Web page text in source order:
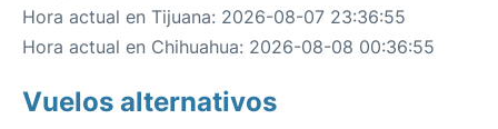
Hora actual en Tijuana: 2026-08-07 23:36:55
Hora actual en Chihuahua: 2026-08-08 00:36:55
Vuelos alternativos